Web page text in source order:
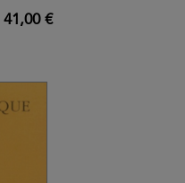
41,00 €